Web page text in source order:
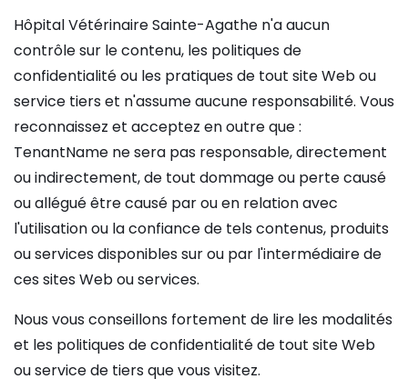
Hôpital Vétérinaire Sainte-Agathe n'a aucun
contrôle sur le contenu, les politiques de
confidentialité ou les pratiques de tout site Web ou
service tiers et n'assume aucune responsabilité. Vous
reconnaissez et acceptez en outre que :
TenantName ne sera pas responsable, directement
ou indirectement, de tout dommage ou perte causé
ou allégué être causé par ou en relation avec
l'utilisation ou la confiance de tels contenus, produits
ou services disponibles sur ou par l'intermédiaire de
ces sites Web ou services.
Nous vous conseillons fortement de lire les modalités
et les politiques de confidentialité de tout site Web
ou service de tiers que vous visitez.